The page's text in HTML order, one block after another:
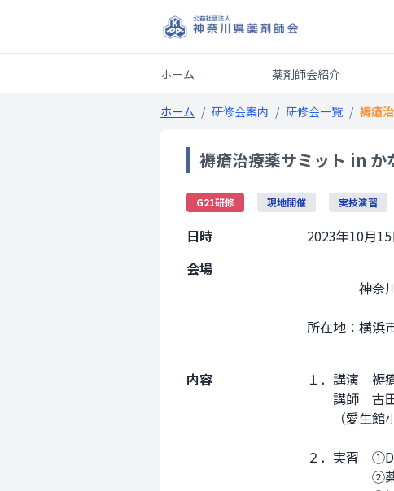
ホーム 薬剤師会紹介
ホーム / 研修会案内 / 研修会一覧 / 褥瘡
褥瘡治療薬サミット in か
G21研修 現地開催 実技演習
日時
2023年10月
会場
所在地：横浜
内容
１．講演　褥
講師　古
（愛生館小
２．実習　
②薬剤や